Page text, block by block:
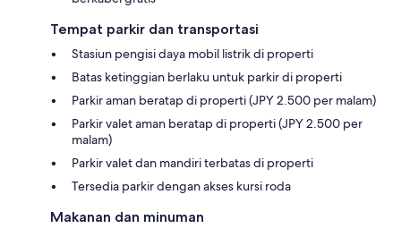
Tempat parkir dan transportasi
Stasiun pengisi daya mobil listrik di properti
Batas ketinggian berlaku untuk parkir di properti
Parkir aman beratap di properti (JPY 2.500 per malam)
Parkir valet aman beratap di properti (JPY 2.500 per
malam)
Parkir valet dan mandiri terbatas di properti
Tersedia parkir dengan akses kursi roda
Makanan dan minuman